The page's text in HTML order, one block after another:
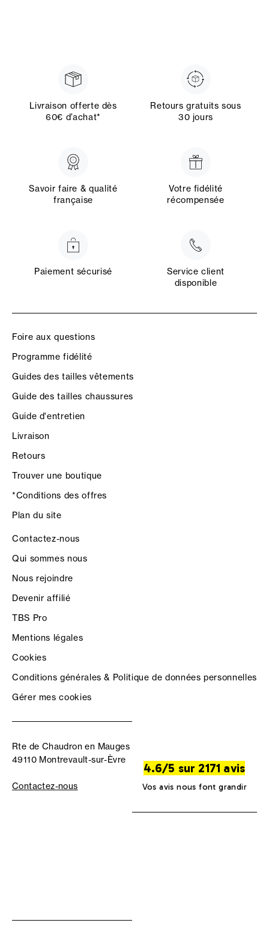
Livraison offerte dès
60€ d’achat*
Retours gratuits sous
30 jours
Savoir faire & qualité
française
Votre fidélité
récompensée
Paiement sécurisé
Service client
disponible
Foire aux questions
Programme fidélité
Guides des tailles vêtements
Guide des tailles chaussures
Guide d'entretien
Livraison
Retours
Trouver une boutique
*Conditions des offres
Plan du site
Contactez-nous
Qui sommes nous
Nous rejoindre
Devenir affilié
TBS Pro
Mentions légales
Cookies
Conditions générales & Politique de données personnelles
Gérer mes cookies
Rte de Chaudron en Mauges
49110 Montrevault-sur-Èvre
Contactez-nous
4.6/5 sur 2171 avis
Vos avis nous font grandir